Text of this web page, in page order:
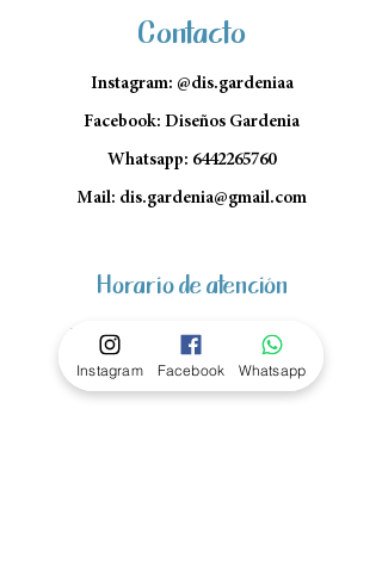
Contacto
Instagram: @dis.gardeniaa
Facebook: Diseños Gardenia
Whatsapp: 6442265760
Mail: dis.gardenia@gmail.com
Horario de atención
Lun- Vie: 10am - 1pm y 4pm a
7pm
Instagram Facebook Whatsapp